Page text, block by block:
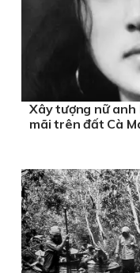
Xây tượng nữ anh
mãi trên đất Cà